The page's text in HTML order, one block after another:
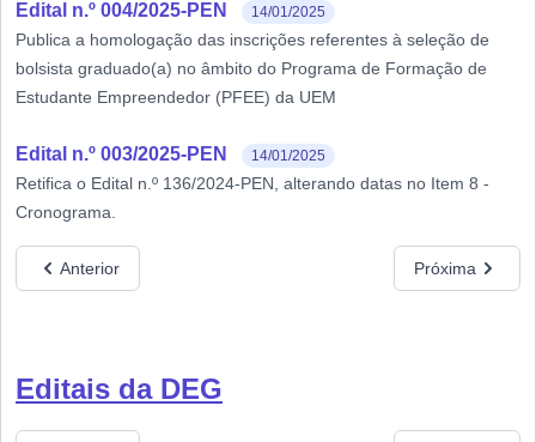
Edital n.º 004/2025-PEN 14/01/2025
Publica a homologação das inscrições referentes à seleção de
bolsista graduado(a) no âmbito do Programa de Formação de
Estudante Empreendedor (PFEE) da UEM
Edital n.º 003/2025-PEN 14/01/2025
Retifica o Edital n.º 136/2024-PEN, alterando datas no Item 8 -
Cronograma.
Anterior Próxima
Editais da DEG